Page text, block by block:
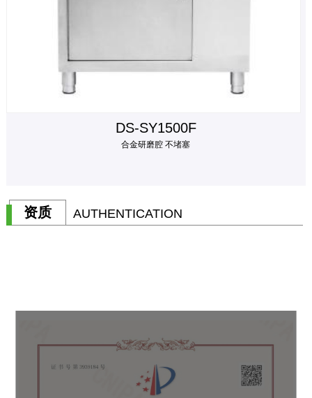
DS-SY1500F
合金研磨腔 不堵塞
资质 AUTHENTICATION